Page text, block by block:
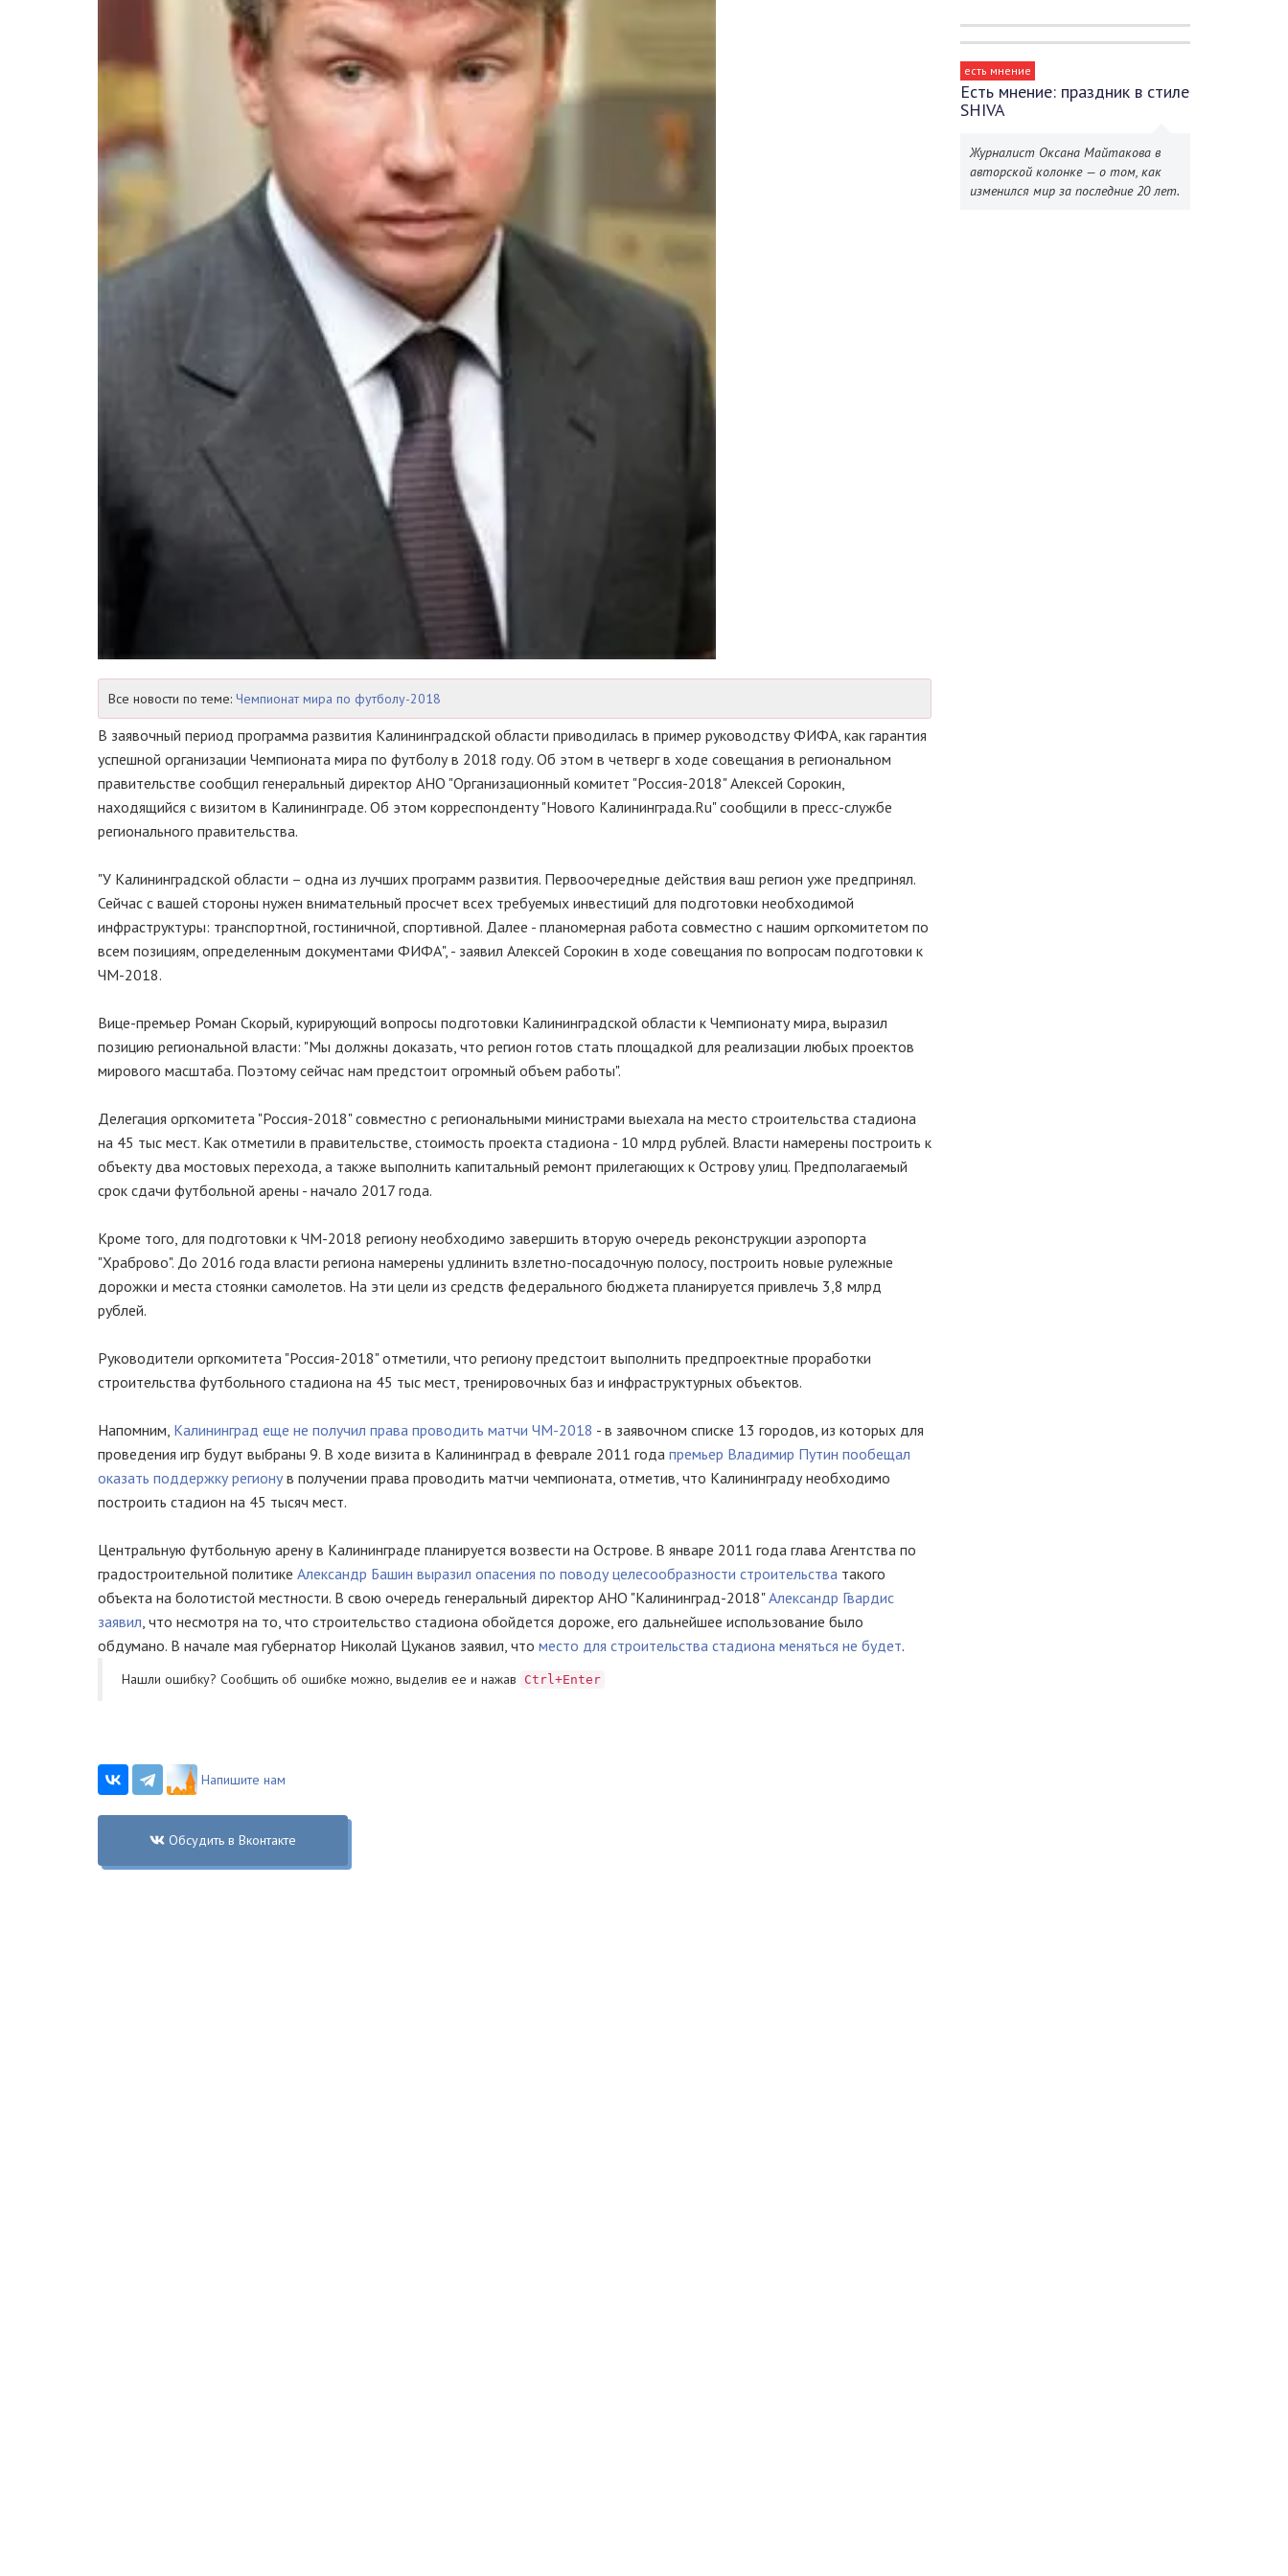
Все новости по теме: Чемпионат мира по футболу-2018
В заявочный период программа развития Калининградской области приводилась в пример руководству ФИФА, как гарантия
успешной организации Чемпионата мира по футболу в 2018 году. Об этом в четверг в ходе совещания в региональном
правительстве сообщил генеральный директор АНО "Организационный комитет "Россия-2018" Алексей Сорокин,
находящийся с визитом в Калининграде. Об этом корреспонденту "Нового Калининграда.Ru" сообщили в пресс-службе
регионального правительства.
"У Калининградской области – одна из лучших программ развития. Первоочередные действия ваш регион уже предпринял.
Сейчас с вашей стороны нужен внимательный просчет всех требуемых инвестиций для подготовки необходимой
инфраструктуры: транспортной, гостиничной, спортивной. Далее - планомерная работа совместно с нашим оргкомитетом по
всем позициям, определенным документами ФИФА", - заявил Алексей Сорокин в ходе совещания по вопросам подготовки к
ЧМ-2018.
Вице-премьер Роман Скорый, курирующий вопросы подготовки Калининградской области к Чемпионату мира, выразил
позицию региональной власти: "Мы должны доказать, что регион готов стать площадкой для реализации любых проектов
мирового масштаба. Поэтому сейчас нам предстоит огромный объем работы".
Делегация оргкомитета "Россия-2018" совместно с региональными министрами выехала на место строительства стадиона
на 45 тыс мест. Как отметили в правительстве, стоимость проекта стадиона - 10 млрд рублей. Власти намерены построить к
объекту два мостовых перехода, а также выполнить капитальный ремонт прилегающих к Острову улиц. Предполагаемый
срок сдачи футбольной арены - начало 2017 года.
Кроме того, для подготовки к ЧМ-2018 региону необходимо завершить вторую очередь реконструкции аэропорта
"Храброво". До 2016 года власти региона намерены удлинить взлетно-посадочную полосу, построить новые рулежные
дорожки и места стоянки самолетов. На эти цели из средств федерального бюджета планируется привлечь 3,8 млрд
рублей.
Руководители оргкомитета "Россия-2018" отметили, что региону предстоит выполнить предпроектные проработки
строительства футбольного стадиона на 45 тыс мест, тренировочных баз и инфраструктурных объектов.
Напомним, Калининград еще не получил права проводить матчи ЧМ-2018 - в заявочном списке 13 городов, из которых для
проведения игр будут выбраны 9. В ходе визита в Калининград в феврале 2011 года премьер Владимир Путин пообещал
оказать поддержку регионув получении права проводить матчи чемпионата, отметив, что Калининграду необходимо
построить стадион на 45 тысяч мест.
Центральную футбольную арену в Калининграде планируется возвести на Острове. В январе 2011 года глава Агентства по
градостроительной политике Александр Башин выразил опасения по поводу целесообразности строительства такого
объекта на болотистой местности. В свою очередь генеральный директор АНО "Калининград-2018"Александр Гвардис
заявил, что несмотря на то, что строительство стадиона обойдется дороже, его дальнейшее использование было
обдумано. В начале мая губернатор Николай Цуканов заявил, что место для строительства стадиона меняться не будет.
Нашли ошибку? Cообщить об ошибке можно, выделив ее и нажав Ctrl+Enter
Напишите нам
Обсудить в Вконтакте
есть мнение
Есть мнение: праздник в стиле
SHIVA
Журналист Оксана Майтакова в
авторской колонке — о том, как
изменился мир за последние 20 лет.